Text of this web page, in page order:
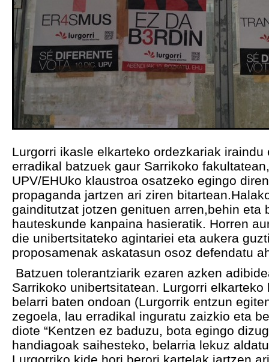
Lurgorri ikasle elkarteko ordezkariak
erradikal batzuek gaur Sarrikoko
UPV/EHUko klaustroa osatzeko egingo
propaganda jartzen ari ziren
gainditutzat jotzen genituen arren,behin eta
hauteskunde kanpaina hasieratik. Horren
die unibertsitateko agintariei eta aukera
proposamenak askatasun osoz defendatu
Batzuen tolerantziarik ezaren azken
Sarrikoko unibertsitatean. Lurgorri
belarri baten ondoan (Lurgorrik entzun
zegoela, lau erradikal inguratu zaizkio eta
diote “Kentzen ez baduzu, bota egingo
handiagoak saihesteko, belarria lekuz